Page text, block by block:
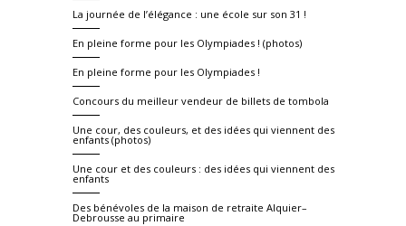
La journée de l’élégance : une école sur son 31 !
En pleine forme pour les Olympiades ! (photos)
En pleine forme pour les Olympiades !
Concours du meilleur vendeur de billets de tombola
Une cour, des couleurs, et des idées qui viennent des
enfants (photos)
Une cour et des couleurs : des idées qui viennent des
enfants
Des bénévoles de la maison de retraite Alquier–
Debrousse au primaire